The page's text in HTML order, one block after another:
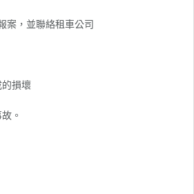
案，並聯絡租車公司
損壞
。